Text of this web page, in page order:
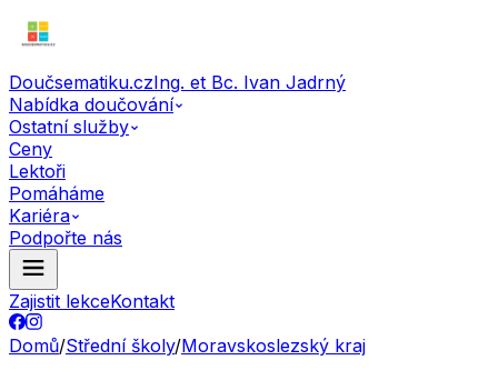
Doučsematiku.czIng. et Bc. Ivan Jadrný
Nabídka doučování
Ostatní služby
Ceny
Lektoři
Pomáháme
Kariéra
Podpořte nás
Zajistit lekceKontakt
Domů/Střední školy/Moravskoslezský kraj